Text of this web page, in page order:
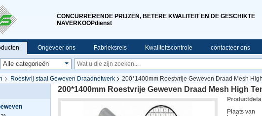
CONCURRERENDE PRIJZEN, BETERE KWALITEIT EN DE GESCHIKTE
NAVERKOOPdienst
Ongeveer ons Fabrieksreis Kwaliteitscontrole contacteer ons
Roestvrij staal Geweven Draadnetwerk
200*1400mm Roestvrije Geweven Draad Mesh
200*1400mm Roestvrije Geweven Draad Mesh High
Plaats van